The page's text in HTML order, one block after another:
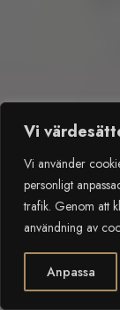
Vi
Vi använder
personligt
trafik. Genom att
användning av
Anpassa